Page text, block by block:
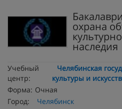
охрана
наследия
Учебный
центр:
Челябинская
культуры и искусств
Форма: Очная
Город:
Челябинск